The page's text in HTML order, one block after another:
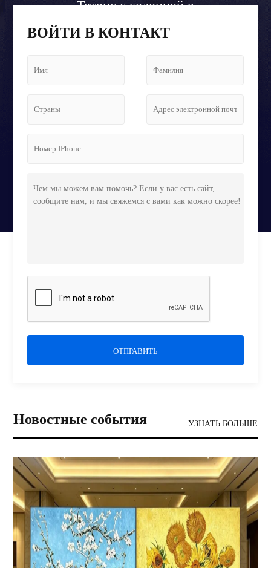
Тетрис с колонной в
ВОЙТИ В КОНТАКТ
ОТПРАВИТЬ
Новостные события УЗНАТЬ БОЛЬШЕ